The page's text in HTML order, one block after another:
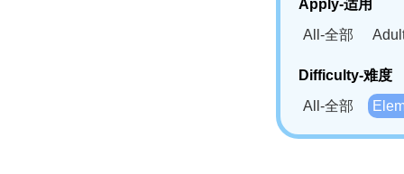
Apply-适用
All-全部
Difficulty-难度
All-全部